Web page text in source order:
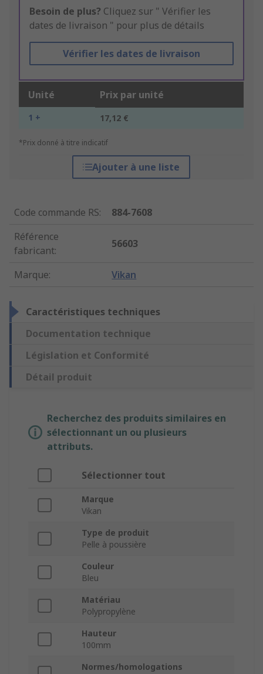
Besoin de plus? Cliquez sur " Vérifier les
dates de livraison " pour plus de détails
Vérifier les dates de livraison
Unité Prix par unité
1 + 17,12 €
*Prix donné à titre indicatif
Ajouter à une liste
Code commande RS:
884-7608
Référence
fabricant:
56603
Marque: Vikan
Caractéristiques techniques
Documentation technique
Législation et Conformité
Détail produit
Recherchez des produits similaires en
sélectionnant un ou plusieurs
attributs.
Sélectionner tout
Marque
Vikan
Type de produit
Pelle à poussière
Couleur
Bleu
Matériau
Polypropylène
Hauteur
100mm
Normes/homologations